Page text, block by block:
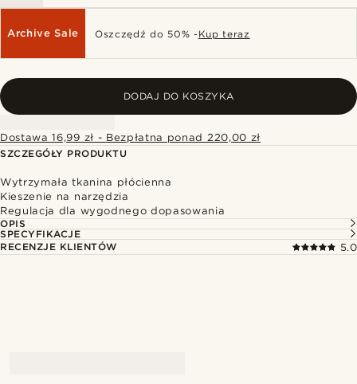
Archive Sale Oszczędź do 50% - Kup teraz
DODAJ DO KOSZYKA
Dostawa 16,99 zł - Bezpłatna ponad 220,00 zł
SZCZEGÓŁY PRODUKTU
Wytrzymała tkanina płócienna
Kieszenie na narzędzia
Regulacja dla wygodnego dopasowania
OPIS
SPECYFIKACJE
RECENZJE KLIENTÓW
5.0